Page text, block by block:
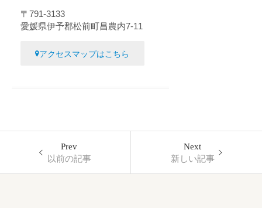
〒791-3133
愛媛県伊予郡松前町昌農内7-11
アクセスマップはこちら
Prev
以前の記事
Next
新しい記事